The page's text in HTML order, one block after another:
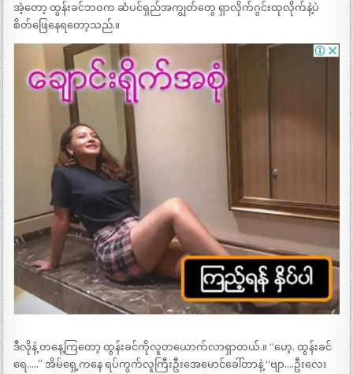
အဲ့တော့ ထွန်းခင်ဘဝက ဆံပင်ရှည်အကျွတ်တွေ ရှာလိုက်ဂွင်းထုလိုက်နဲ့ပဲ
စိတ်ဖြေနေရတော့သည်.။
ဒီလိုနဲ့ တနေ့ကြတော့ ထွန်းခင်ကိုလူတယောက်လာရှာတယ်.။ “ဟေ့. ထွန်းခင်
ရေ…..” အိမ်ရှေ့ကနေ ရပ်ကွက်လူကြီးဦးအေမောင်ခေါ်တာနဲ့ “ဗျာ….ဦးလေး